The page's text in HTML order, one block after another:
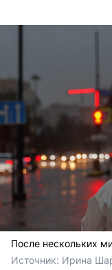
После нескольких
Источник: Ирина